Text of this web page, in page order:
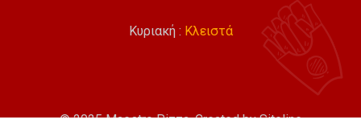
Κυριακή : Κλειστά
© 2025 Maestro Pizza. Created bySiteline